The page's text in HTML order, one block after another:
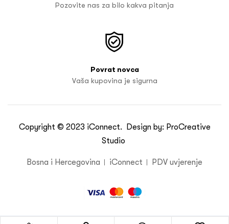
Pozovite nas za bilo kakva pitanja
Povrat novca
Vaša kupovina je sigurna
Copyright © 2023 iConnect. Design by: ProCreative
Studio
Bosna i Hercegovina iConnect PDV uvjerenje